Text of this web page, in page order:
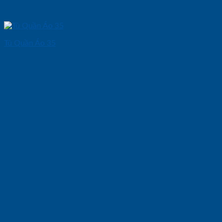
Tủ Quần Áo 35